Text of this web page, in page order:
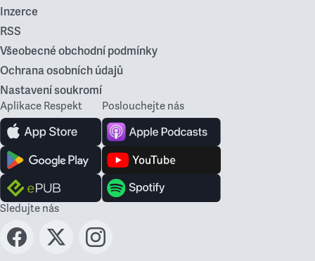
Inzerce
RSS
Všeobecné obchodní podmínky
Ochrana osobních údajů
Nastavení soukromí
Aplikace Respekt Poslouchejte nás
Sledujte nás